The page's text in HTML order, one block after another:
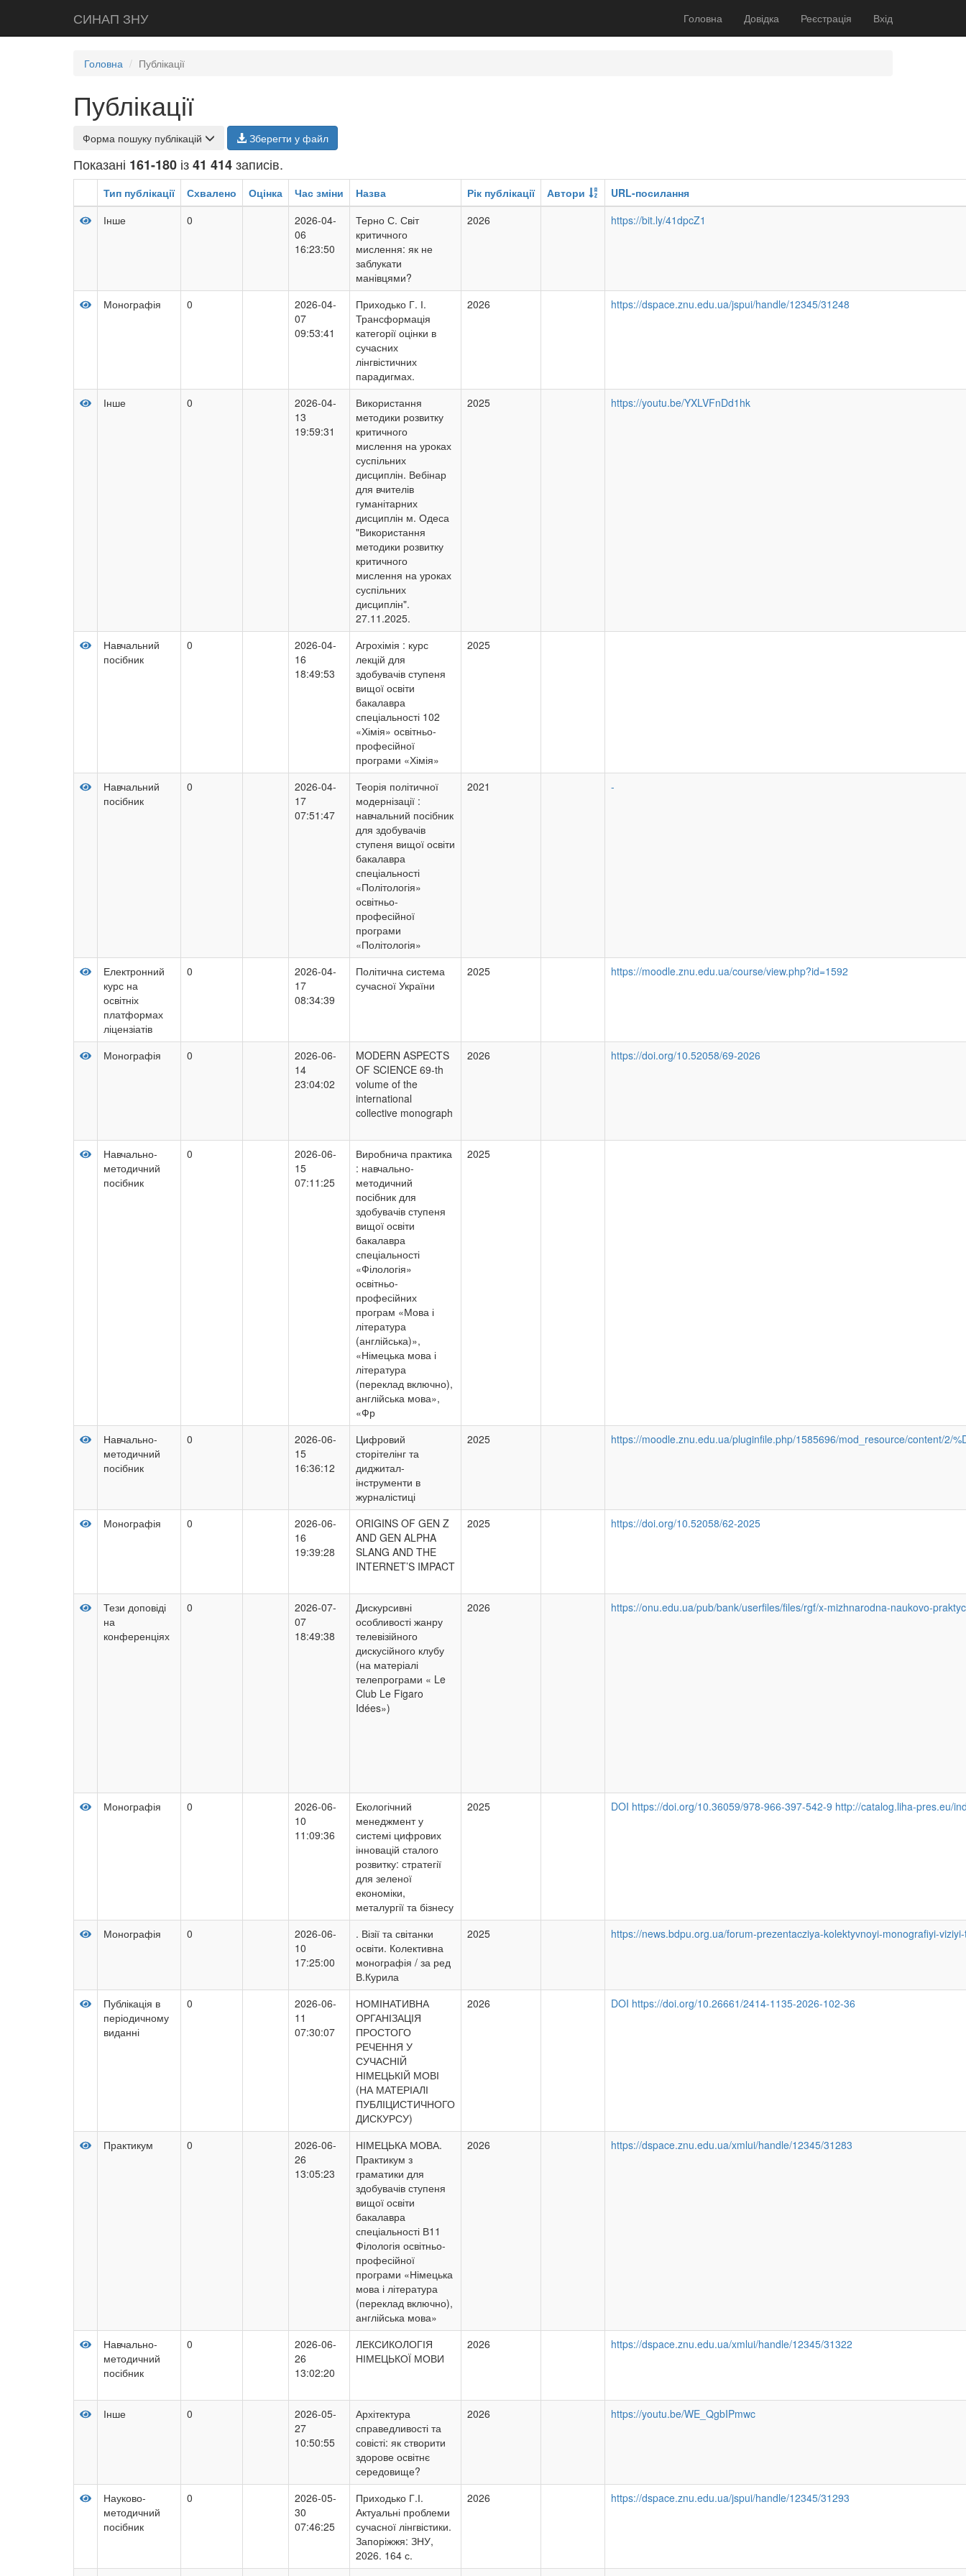
СИНАП ЗНУ Головна Довідка Реєстрація Вхід
Головна Публікації
Публікації
Форма пошуку публікацій Зберегти у файл
Показані 161-180 із41 414записів.
Тип публікації Схвалено Оцінка Час зміни Назва Рік публікації Автори
URL-посилання
Інше
0
2026-04-
06
16:23:50
Терно С. Світ
критичного
мислення: як не
заблукати
манівцями?
2026 https://bit.ly/41dpcZ1
Монографія 0
2026-04-
07
09:53:41
Приходько Г. І.
Трансформація
категорії оцінки в
сучасних
лінгвістичних
парадигмах.
2026 https://dspace.znu.edu.ua/jspui/handle/12345/31248
Інше 0
2026-04-
13
19:59:31
Використання
методики розвитку
критичного
мислення на уроках
суспільних
дисциплін. Вебінар
для вчителів
гуманітарних
дисциплін м. Одеса
"Використання
методики розвитку
критичного
мислення на уроках
суспільних
дисциплін".
27.11.2025.
2025 https://youtu.be/YXLVFnDd1hk
Навчальний
посібник
0
2026-04-
16
18:49:53
Агрохімія : курс
лекцій для
здобувачів ступеня
вищої освіти
бакалавра
спеціальності 102
«Хімія» освітньо-
професійної
програми «Хімія»
2025
Навчальний
посібник
0
2026-04-
17
07:51:47
Теорія політичної
модернізації :
навчальний посібник
для здобувачів
ступеня вищої освіти
бакалавра
спеціальності
«Політологія»
освітньо-
професійної
програми
«Політологія»
2021 -
Електронний
курс на
освітніх
платформах
ліцензіатів
0
2026-04-
17
08:34:39
Політична система
сучасної України
2025 https://moodle.znu.edu.ua/course/view.php?id=1592
Монографія 0
2026-06-
14
23:04:02
MODERN ASPECTS
OF SCIENCE 69-th
volume of the
international
collective monograph
2026 https://doi.org/10.52058/69-2026
Навчально-
методичний
посібник
0
2026-06-
15
07:11:25
Виробнича практика
: навчально-
методичний
посібник для
здобувачів ступеня
вищої освіти
бакалавра
спеціальності
«Філологія»
освітньо-
професійних
програм «Мова і
література
(англійська)»,
«Німецька мова і
література
(переклад включно),
англійська мова»,
«Фр
2025
Навчально-
методичний
посібник
0
2026-06-
15
16:36:12
Цифровий
сторітелінг та
диджитал-
інструменти в
журналістиці
2025 https://moodle.znu.edu.ua/pluginfile.php/1585696/mod_resource/content/2/
Монографія 0
2026-06-
16
19:39:28
ORIGINS OF GEN Z
AND GEN ALPHA
SLANG AND THE
INTERNET’S IMPACT
2025 https://doi.org/10.52058/62-2025
Тези доповіді
на
конференціях
0
2026-07-
07
18:49:38
Дискурсивні
особливості жанру
телевізійного
дискусійного клубу
(на матеріалі
телепрограми « Le
Club Le Figaro
Idées»)
2026 https://onu.edu.ua/pub/bank/userfiles/files/rgf/x-mizhnarodna-naukovo-
Монографія 0
2026-06-
10
11:09:36
Екологічний
менеджмент у
системі цифрових
інновацій сталого
розвитку: стратегії
для зеленої
економіки,
металургії та бізнесу
2025 DOI https://doi.org/10.36059/978-966-397-542-9 http://catalog.liha-pres.eu/
Монографія 0
2026-06-
10
17:25:00
. Візії та світанки
освіти. Колективна
монографія / за ред
В.Курила
2025 https://news.bdpu.org.ua/forum-prezentacziya-kolektyvnoyi-monografiyi-
Публікація в
періодичному
виданні
0
2026-06-
11
07:30:07
НОМІНАТИВНА
ОРГАНІЗАЦІЯ
ПРОСТОГО
РЕЧЕННЯ У
СУЧАСНІЙ
НІМЕЦЬКІЙ МОВІ
(НА МАТЕРІАЛІ
ПУБЛІЦИСТИЧНОГО
ДИСКУРСУ)
2026 DOI https://doi.org/10.26661/2414-1135-2026-102-36
Практикум 0
2026-06-
26
13:05:23
НІМЕЦЬКА МОВА.
Практикум з
граматики для
здобувачів ступеня
вищої освіти
бакалавра
спеціальності В11
Філологія освітньо-
професійної
програми «Німецька
мова і література
(переклад включно),
англійська мова»
2026 https://dspace.znu.edu.ua/xmlui/handle/12345/31283
Навчально-
методичний
посібник
0
2026-06-
26
13:02:20
ЛЕКСИКОЛОГІЯ
НІМЕЦЬКОЇ МОВИ
2026 https://dspace.znu.edu.ua/xmlui/handle/12345/31322
Інше 0
2026-05-
27
10:50:55
Архітектура
справедливості та
совісті: як створити
здорове освітнє
середовище?
2026 https://youtu.be/WE_QgbIPmwc
Науково-
методичний
посібник
0
2026-05-
30
07:46:25
Приходько Г.І.
Актуальні проблеми
сучасної лінгвістики.
Запоріжжя: ЗНУ,
2026. 164 с.
2026 https://dspace.znu.edu.ua/jspui/handle/12345/31293